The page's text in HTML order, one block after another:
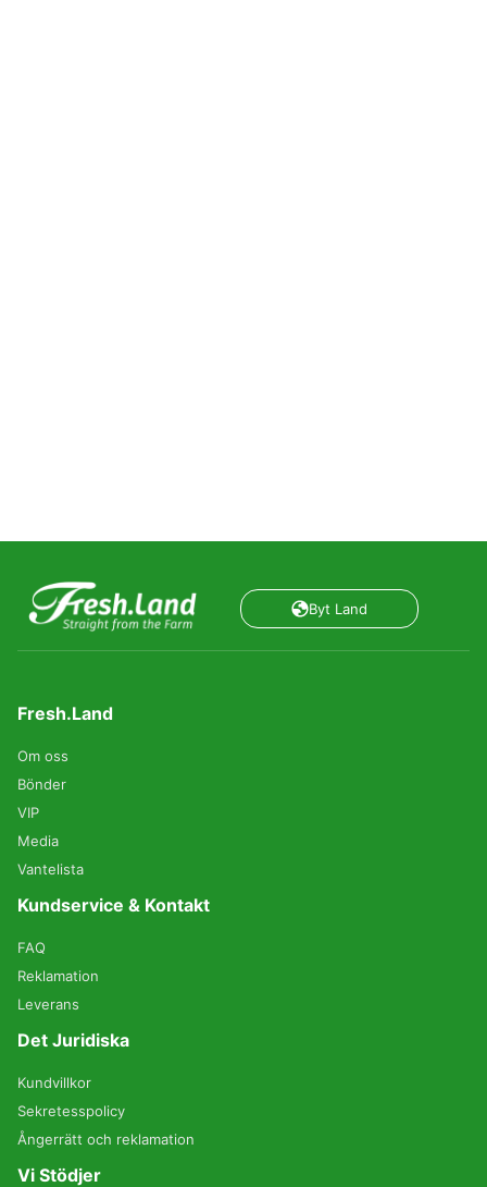
Byt Land
Fresh.Land
Om oss
Bönder
VIP
Media
Vantelista
Kundservice & Kontakt
FAQ
Reklamation
Leverans
Det Juridiska
Kundvillkor
Sekretesspolicy
Ångerrätt och reklamation
Vi Stödjer